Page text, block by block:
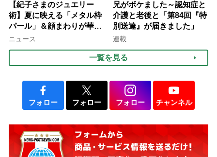
【紀子さまのジュエリー
術】夏に映える「メタル枠
パール」＆顔まわりが華や
ぐ「揺れる一粒」の使い分
ニュース
兄がボケました～認知症と
介護と老後と「第84回『特
別送達』が届きました」
連載
一覧を見る
フォロー フォロー フォロー チャンネル